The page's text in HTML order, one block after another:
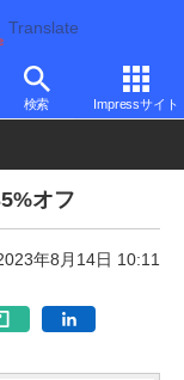
Translate
検索 Impressサイト
充電器
オフ
年8月14日 10:11